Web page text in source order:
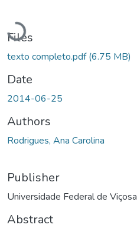
Loading...
Files
texto completo.pdf(6.75 MB)
Date
2014-06-25
Authors
Rodrigues, Ana Carolina
Publisher
Universidade Federal de Viçosa
Abstract